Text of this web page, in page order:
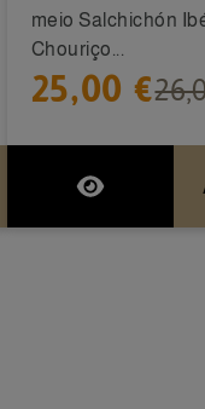
meio Salchichón
Chouriço...
25,00 €